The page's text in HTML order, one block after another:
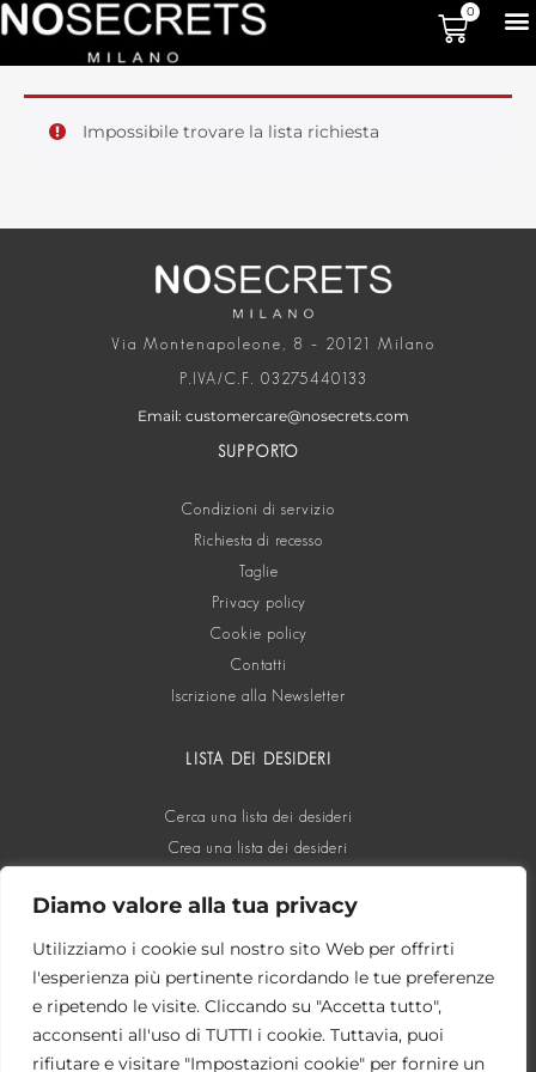
Diamo valore alla tua privacy
Utilizziamo i cookie sul nostro sito Web per offrirti
l'esperienza più pertinente ricordando le tue preferenze
e ripetendo le visite. Cliccando su "Accetta tutto",
acconsenti all'uso di TUTTI i cookie. Tuttavia, puoi
rifiutare e visitare "Impostazioni cookie" per fornire un
0
Impossibile trovare la lista richiesta
Via Montenapoleone, 8 – 20121 Milano
P.IVA/C.F. 03275440133
Email: customercare@nosecrets.com
SUPPORTO
Condizioni di servizio
Richiesta di recesso
Taglie
Privacy policy
Cookie policy
Contatti
Iscrizione alla Newsletter
LISTA DEI DESIDERI
Cerca una lista dei desideri
Crea una lista dei desideri
SOCIAL